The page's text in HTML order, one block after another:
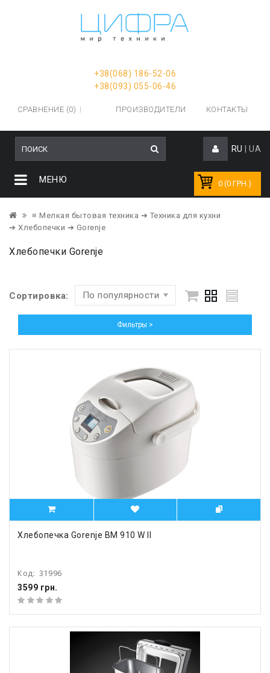
+38(068) 186-52-06
+38(093) 055-06-46
СРАВНЕНИЕ (0) ПРОИЗВОДИТЕЛИ КОНТАКТЫ
RU UA
0 (0 ГРН.)
МЕНЮ
≡ Мелкая бытовая техника ➔ Техника для кухни
➔ Хлебопечки ➔ Gorenje
Хлебопечки Gorenje
Сортировка: По популярности
Фильтры >
Хлебопечка Gorenje BM 910 W II
Код: 31996
3599 грн.